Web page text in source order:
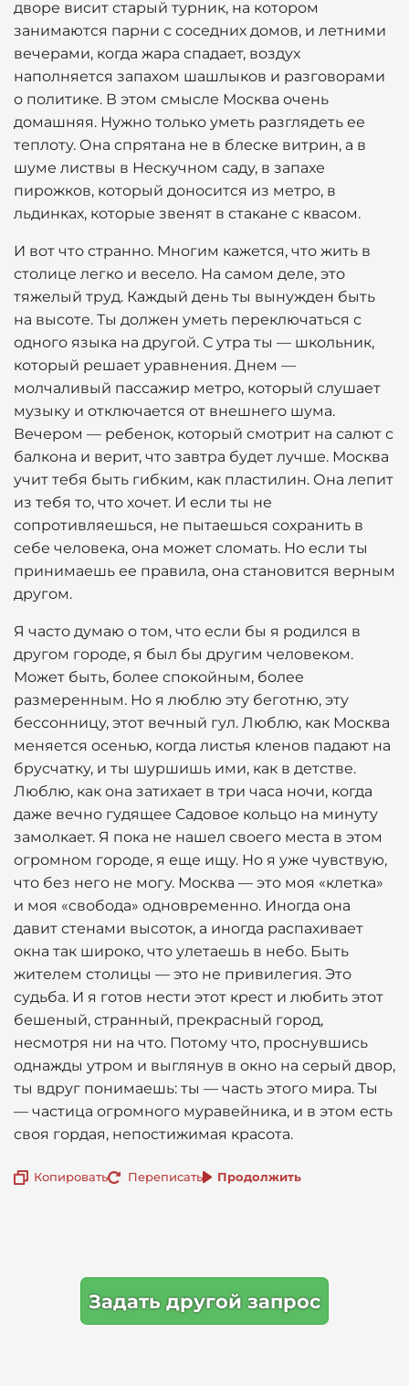
дворе висит старый турник, на котором
занимаются парни с соседних домов, и летними
вечерами, когда жара спадает, воздух
наполняется запахом шашлыков и разговорами
о политике. В этом смысле Москва очень
домашняя. Нужно только уметь разглядеть ее
теплоту. Она спрятана не в блеске витрин, а в
шуме листвы в Нескучном саду, в запахе
пирожков, который доносится из метро, в
льдинках, которые звенят в стакане с квасом.
И вот что странно. Многим кажется, что жить в
столице легко и весело. На самом деле, это
тяжелый труд. Каждый день ты вынужден быть
на высоте. Ты должен уметь переключаться с
одного языка на другой. С утра ты — школьник,
который решает уравнения. Днем —
молчаливый пассажир метро, который слушает
музыку и отключается от внешнего шума.
Вечером — ребенок, который смотрит на салют с
балкона и верит, что завтра будет лучше. Москва
учит тебя быть гибким, как пластилин. Она лепит
из тебя то, что хочет. И если ты не
сопротивляешься, не пытаешься сохранить в
себе человека, она может сломать. Но если ты
принимаешь ее правила, она становится верным
другом.
Я часто думаю о том, что если бы я родился в
другом городе, я был бы другим человеком.
Может быть, более спокойным, более
размеренным. Но я люблю эту беготню, эту
бессонницу, этот вечный гул. Люблю, как Москва
меняется осенью, когда листья кленов падают на
брусчатку, и ты шуршишь ими, как в детстве.
Люблю, как она затихает в три часа ночи, когда
даже вечно гудящее Садовое кольцо на минуту
замолкает. Я пока не нашел своего места в этом
огромном городе, я еще ищу. Но я уже чувствую,
что без него не могу. Москва — это моя «клетка»
и моя «свобода» одновременно. Иногда она
давит стенами высоток, а иногда распахивает
окна так широко, что улетаешь в небо. Быть
жителем столицы — это не привилегия. Это
судьба. И я готов нести этот крест и любить этот
бешеный, странный, прекрасный город,
несмотря ни на что. Потому что, проснувшись
однажды утром и выглянув в окно на серый двор,
ты вдруг понимаешь: ты — часть этого мира. Ты
— частица огромного муравейника, и в этом есть
своя гордая, непостижимая красота.
Копировать Переписать Продолжить
Задать другой запрос